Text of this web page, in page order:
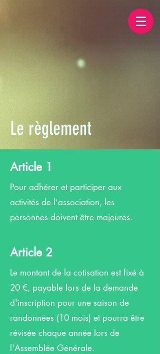
Le règlement
Article 1
Pour adhérer et participer aux
activités de l'association, les
personnes doivent être majeures.
Article 2
Le montant de la cotisation est fixé à
20 €, payable lors de la demande
d'inscription pour une saison de
randonnées (10 mois) et pourra être
révisée chaque année lors de
l'Assemblée Générale.